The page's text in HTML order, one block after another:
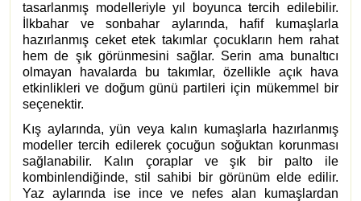
tasarlanmış modelleriyle yıl boyunca tercih edilebilir.
İlkbahar ve sonbahar aylarında, hafif kumaşlarla
hazırlanmış ceket etek takımlar çocukların hem rahat
hem de şık görünmesini sağlar. Serin ama bunaltıcı
olmayan havalarda bu takımlar, özellikle açık hava
etkinlikleri ve doğum günü partileri için mükemmel bir
seçenektir.
Kış aylarında, yün veya kalın kumaşlarla hazırlanmış
modeller tercih edilerek çocuğun soğuktan korunması
sağlanabilir. Kalın çoraplar ve şık bir palto ile
kombinlendiğinde, stil sahibi bir görünüm elde edilir.
Yaz aylarında ise ince ve nefes alan kumaşlardan